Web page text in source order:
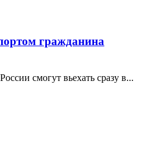
гражданина
смогут вьехать сразу в...